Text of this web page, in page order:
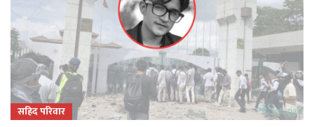
सहिद परिवार